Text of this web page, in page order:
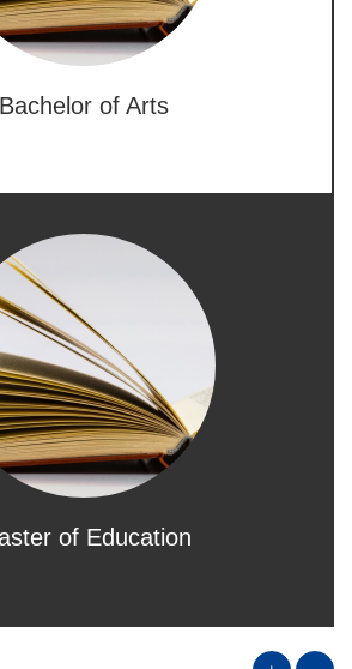
Bachelor of Arts
of Education